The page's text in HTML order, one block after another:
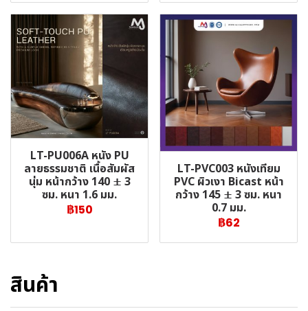
LT-PU006A หนัง PU
ลายธรรมชาติ เนื้อสัมผัส
นุ่ม หน้ากว้าง 140 ± 3
ซม. หนา 1.6 มม.
฿150
LT-PVC003 หนังเทียม
PVC ผิวเงา Bicast หน้า
กว้าง 145 ± 3 ซม. หนา
0.7 มม.
฿62
สินค้า